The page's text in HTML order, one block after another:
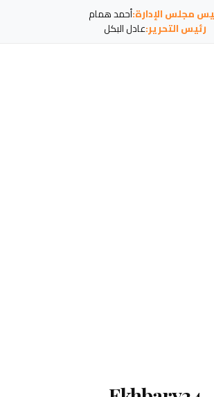
مجلس الإدارة:أحمد همام
رئيس التحرير:عادل البكل